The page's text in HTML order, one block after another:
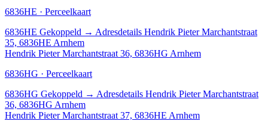
6836HE · Perceelkaart
6836HE Gekoppeld → Adresdetails Hendrik Pieter Marchantstraat
35, 6836HE Arnhem
Hendrik Pieter Marchantstraat 36, 6836HG Arnhem
6836HG · Perceelkaart
6836HG Gekoppeld → Adresdetails Hendrik Pieter Marchantstraat
36, 6836HG Arnhem
Hendrik Pieter Marchantstraat 37, 6836HE Arnhem